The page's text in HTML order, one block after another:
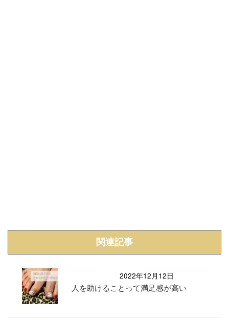
関連記事
2022年12月12日
人を助けることって満足感が高い